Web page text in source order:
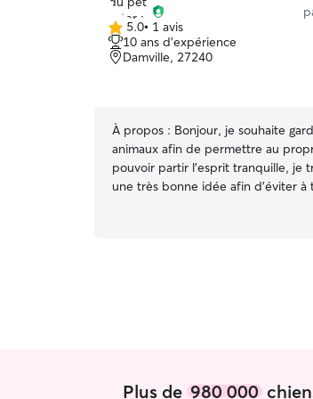
5.0 étoile(s)
sur
5
5.0• 1 avis
10 ans d'expérience
Damville, 27240
À propos : Bonjour, je souhaite
animaux afin de permettre au
pouvoir partir l’esprit tranquille, je
une très bonne idée afin d’éviter à
votre demande. À miaoubientot !!😸 Je n’ai pas
Plus de980 000